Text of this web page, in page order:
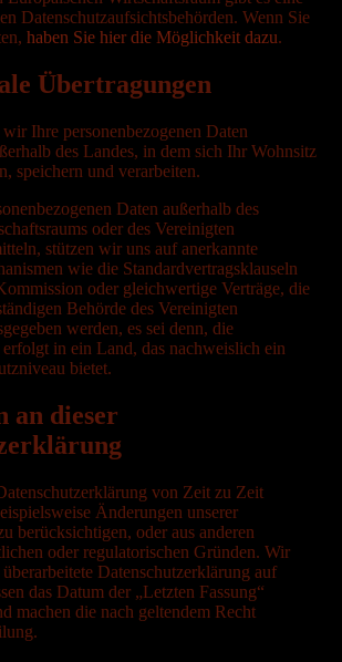
Datenschutzaufsichtsbehörden. Wenn Sie
haben Sie hier die Möglichkeit dazu.
Übertragungen
wir Ihre personenbezogenen Daten
des Landes, in dem sich Ihr Wohnsitz
speichern und verarbeiten.
Daten außerhalb des
oder des Vereinigten
stützen wir uns auf anerkannte
wie die Standardvertragsklauseln
oder gleichwertige Verträge, die
Behörde des Vereinigten
werden, es sei denn, die
in ein Land, das nachweislich ein
bietet.
an dieser
von Zeit zu Zeit
Änderungen unserer
berücksichtigen, oder aus anderen
oder regulatorischen Gründen. Wir
Datenschutzerklärung auf
das Datum der „Letzten Fassung“
machen die nach geltendem Recht